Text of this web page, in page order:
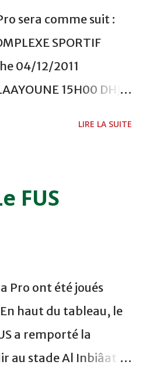
sera comme suit :
SPORTIF
04/12/2011
15H00 DHJ 0
pour cause de
MOHAMMED
LIRE LA SUITE
FUS
Pro ont été joués
haut du tableau, le
a remporté la
au stade Al Inbiâat